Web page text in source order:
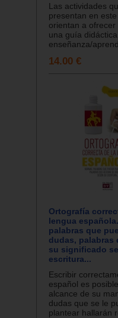
Las actividades
presentan en
orientan a
una guía
enseñanza/
14.00 €
Ortografía
lengua
palabras que
dudas, palabras
su significado
escritura...
Escribir
español es
alcance de su
dudas que se le
plantear hallarán